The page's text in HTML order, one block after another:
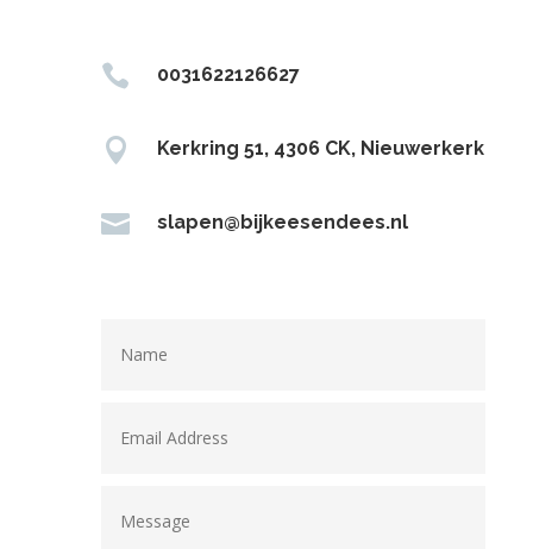
 0031622126627
 Kerkring 51, 4306 CK, Nieuwerkerk
 slapen@bijkeesendees.nl